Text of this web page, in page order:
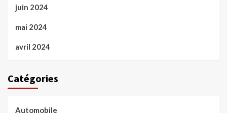
juin 2024
mai 2024
avril 2024
Catégories
Automobile